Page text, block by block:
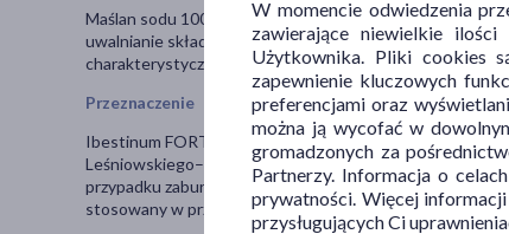
Maślan sodu 1000 mg, Ibestinum Forte SR, dzięki
uwalnianie składnika w przewodzie pokarmowym. Dzięki
charakterystyczny dla maślanu sodu, co zwiększa
Przeznaczenie
Ibestinum FORTE SR jest przeznaczony do
Leśniowskiego–Crohna i wrzodziejącym zapaleniem
przypadku zaburzeń czynnościowych jelitowych, takich
stosowany w przypadku niedoborów pokarmowych
W momencie odwiedzenia
zawierające niewielkie
Użytkownika. Pliki cookies
zapewnienie kluczowych
preferencjami oraz
można ją wycofać w
gromadzonych za
Partnerzy. Informacja o
prywatności. Więcej
przysługujących Ci